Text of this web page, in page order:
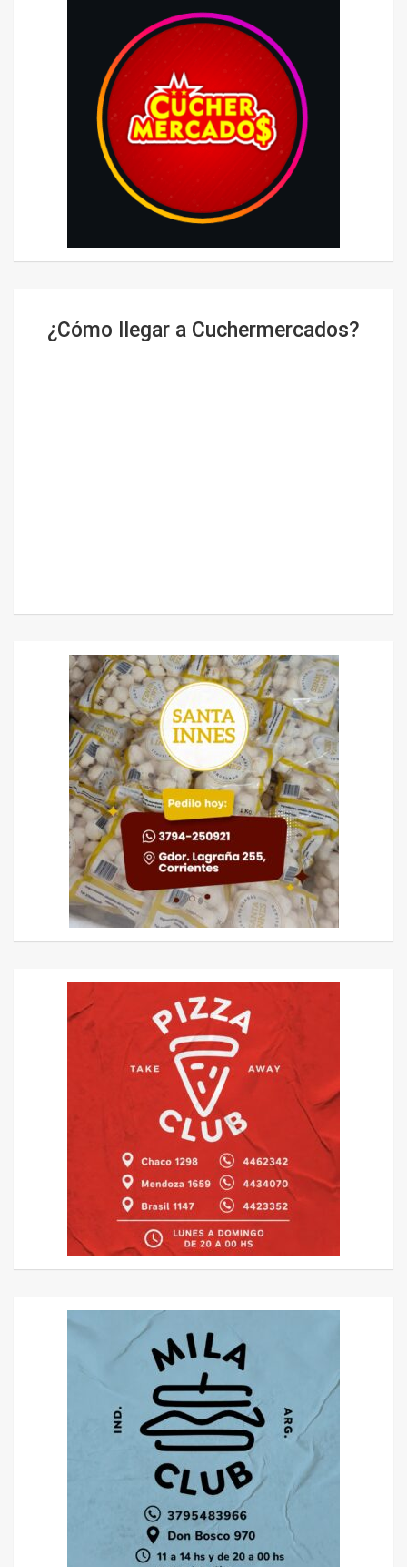
¿Cómo llegar a Cuchermercados?